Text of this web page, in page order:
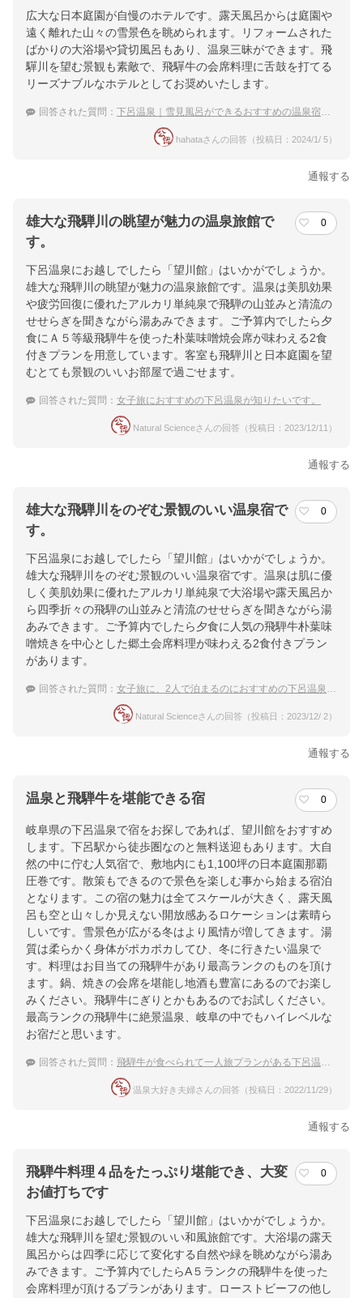
広大な日本庭園が自慢のホテルです。露天風呂からは庭園や
遠く離れた山々の雪景色を眺められます。リフォームされた
ばかりの大浴場や貸切風呂もあり、温泉三昧ができます。飛
驒川を望む景観も素敵で、飛驒牛の会席料理に舌鼓を打てる
リーズナブルなホテルとしてお奨めいたします。
回答された質問： 下呂温泉｜雪見風呂ができるおすすめの温泉宿を教えてください。
hahataさんの回答（投稿日：2024/1/ 5）
通報する
雄大な飛騨川の眺望が魅力の温泉旅館で
す。
0
下呂温泉にお越しでしたら「望川館」はいかがでしょうか。
雄大な飛騨川の眺望が魅力の温泉旅館です。温泉は美肌効果
や疲労回復に優れたアルカリ単純泉で飛騨の山並みと清流の
せせらぎを聞きながら湯あみできます。ご予算内でしたら夕
食にＡ５等級飛騨牛を使った朴葉味噌焼会席が味わえる2食
付きプランを用意しています。客室も飛騨川と日本庭園を望
むとても景観のいいお部屋で過ごせます。
回答された質問： 女子旅におすすめの下呂温泉が知りたいです。
Natural Scienceさんの回答（投稿日：2023/12/11）
通報する
雄大な飛騨川をのぞむ景観のいい温泉宿で
す。
0
下呂温泉にお越しでしたら「望川館」はいかがでしょうか。
雄大な飛騨川をのぞむ景観のいい温泉宿です。温泉は肌に優
しく美肌効果に優れたアルカリ単純泉で大浴場や露天風呂か
ら四季折々の飛騨の山並みと清流のせせらぎを聞きながら湯
あみできます。ご予算内でしたら夕食に人気の飛騨牛朴葉味
噌焼きを中心とした郷土会席料理が味わえる2食付きプラン
があります。
回答された質問： 女子旅に、2人で泊まるのにおすすめの下呂温泉旅館
Natural Scienceさんの回答（投稿日：2023/12/ 2）
通報する
温泉と飛騨牛を堪能できる宿 0
岐阜県の下呂温泉で宿をお探しであれば、望川館をおすすめ
します。下呂駅から徒歩圏なのと無料送迎もあります。大自
然の中に佇む人気宿で、敷地内にも1,100坪の日本庭園那覇
圧巻です。散策もできるので景色を楽しむ事から始まる宿泊
となります。この宿の魅力は全てスケールが大きく、露天風
呂も空と山々しか見えない開放感あるロケーションは素晴ら
しいです。雪景色が広がる冬はより風情が増してきます。湯
質は柔らかく身体がポカポカしてひ、冬に行きたい温泉で
す。料理はお目当ての飛騨牛があり最高ランクのものを頂け
ます。鍋、焼きの会席を堪能し地酒も豊富にあるのでお楽し
みください。飛騨牛にぎりとかもあるのでお試しください。
最高ランクの飛騨牛に絶景温泉、岐阜の中でもハイレベルな
お宿だと思います。
回答された質問： 飛騨牛が食べられて一人旅プランがある下呂温泉の宿を教えて欲しいです！
温泉大好き夫婦さんの回答（投稿日：2022/11/29）
通報する
飛騨牛料理４品をたっぷり堪能でき、大変
お値打ちです
0
下呂温泉にお越しでしたら「望川館」はいかがでしょうか。
雄大な飛騨川を望む景観のいい和風旅館です。大浴場の露天
風呂からは四季に応じて変化する自然や緑を眺めながら湯あ
みできます。ご予算内でしたらA５ランクの飛騨牛を使った
会席料理が頂けるプランがあります。ローストビーフの他し